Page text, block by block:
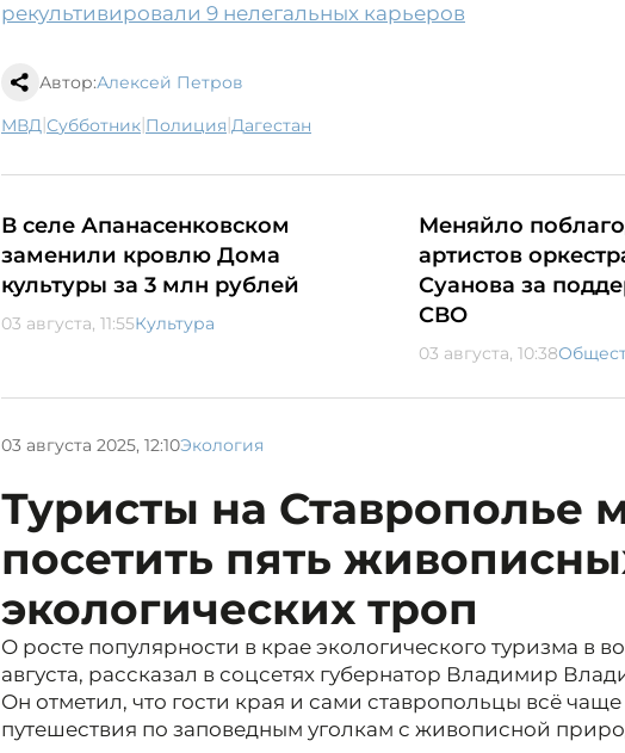
рекультивировали 9 нелегальных карьеров
Автор:Алексей Петров
МВД| субботник| полиция| Дагестан
В селе Апанасенковском
заменили кровлю Дома
культуры за 3 млн рублей
03 августа, 11:55Культура
Меняйло
артистов
Суанова за
СВО
03 августа, 10:38
03 августа 2025, 12:10Экология
Туристы на Ставрополье
посетить пять
экологических троп
О росте популярности в крае экологического туризма в
августа, рассказал в соцсетях губернатор Владимир
Он отметил, что гости края и сами ставропольцы всё
путешествия по заповедным уголкам с живописной